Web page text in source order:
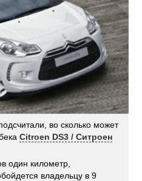
во сколько может
Citroen DS3 / Ситроен
один километр,
владельцу в 9